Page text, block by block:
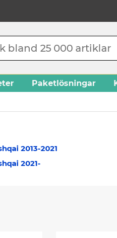
Paketlösningar
2013-2021
2021-